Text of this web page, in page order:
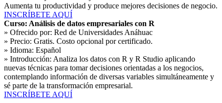
Aumenta tu productividad y produce mejores decisiones de negocio.
INSCRÍBETE AQUÍ
Curso: Análisis de datos empresariales con R
» Ofrecido por: Red de Universidades Anáhuac
» Precio: Gratis. Costo opcional por certificado.
» Idioma: Español
» Introducción: Analiza los datos con R y R Studio aplicando
nuevas técnicas para tomar decisiones orientadas a los negocios,
contemplando información de diversas variables simultáneamente y
sé parte de la transformación empresarial.
INSCRÍBETE AQUÍ